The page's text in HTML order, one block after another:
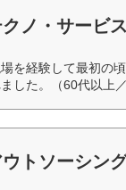
ノ・サービス
を経験して最初の
した。（60代以上／
ウトソーシン